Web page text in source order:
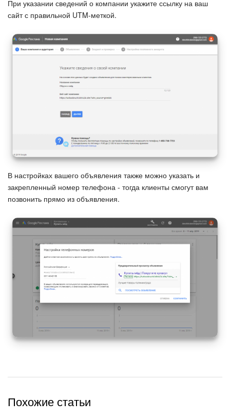
Настройки
Виджет сотрудника
Телефония
Приложение Битрикс24
Общие вопросы
Битрикс24 в коробке
Изменения в статьях (архив)
ПОЛУЧИТЬ БЕСПЛАТНО
ВХОД
При указании сведений о компании укажите ссылку на ваш
сайт с правильной UTM-меткой.
В настройках вашего объявления также можно указать и
закрепленный номер телефона - тогда клиенты смогут вам
позвонить прямо из объявления.
Похожие статьи